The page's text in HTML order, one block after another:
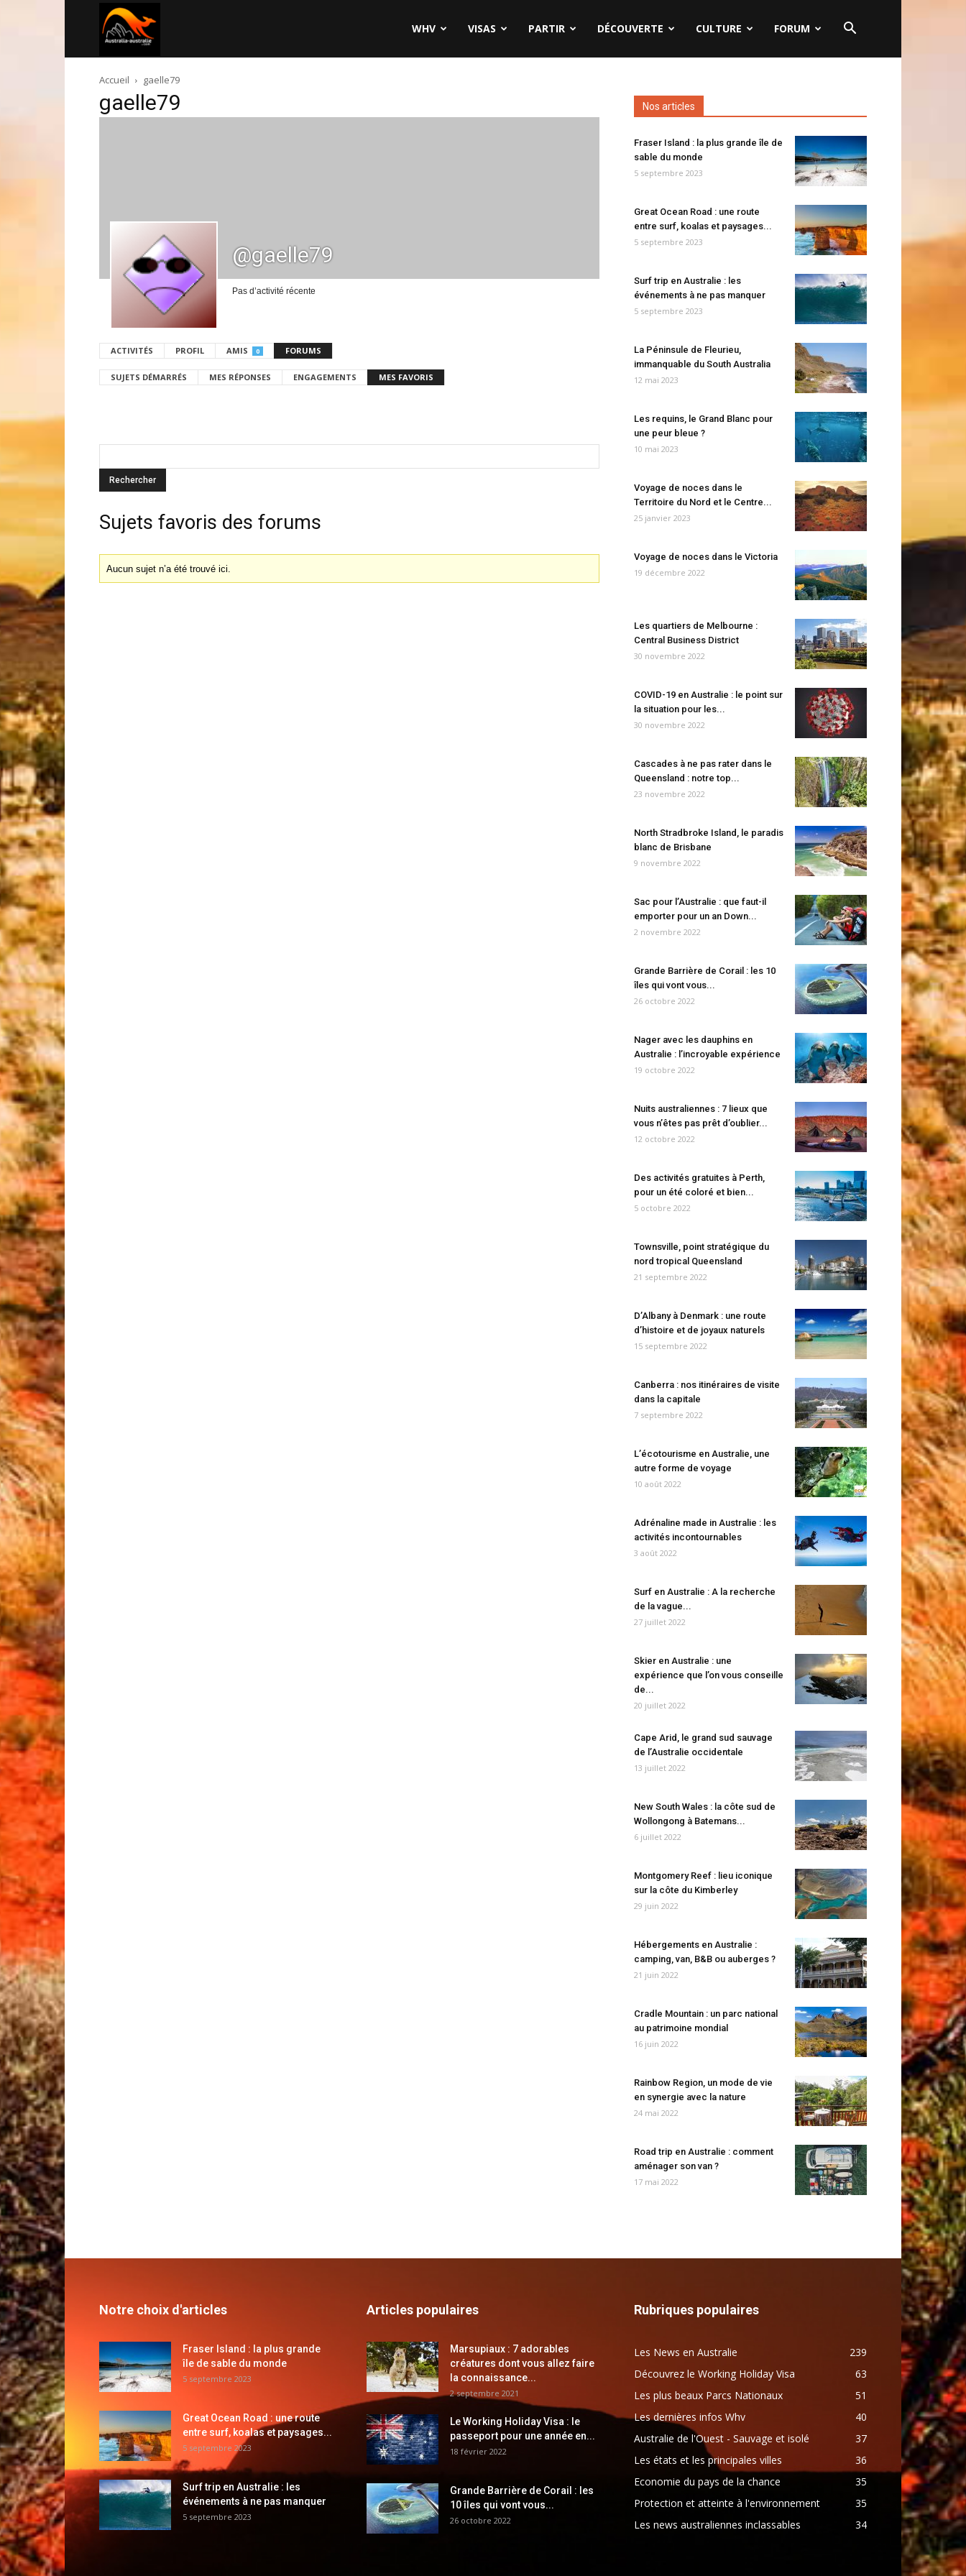
australie.com
WHV VISAS PARTIR DÉCOUVERTE CULTURE FORUM
Accueil gaelle79
gaelle79
@gaelle79
Pas d’activité récente
ACTIVITÉS PROFIL AMIS 0 FORUMS
SUJETS DÉMARRÉS MES RÉPONSES ENGAGEMENTS MES FAVORIS
Sujets favoris des forums
Aucun sujet n’a été trouvé ici.
Nos articles
Fraser Island : la plus grande île de
sable du monde
5 septembre 2023
Great Ocean Road : une route
entre surf, koalas et paysages...
5 septembre 2023
Surf trip en Australie : les
événements à ne pas manquer
5 septembre 2023
La Péninsule de Fleurieu,
immanquable du South Australia
12 mai 2023
Les requins, le Grand Blanc pour
une peur bleue ?
10 mai 2023
Voyage de noces dans le
Territoire du Nord et le Centre...
25 janvier 2023
Voyage de noces dans le Victoria
19 décembre 2022
Les quartiers de Melbourne :
Central Business District
30 novembre 2022
COVID-19 en Australie : le point sur
la situation pour les...
30 novembre 2022
Cascades à ne pas rater dans le
Queensland : notre top...
23 novembre 2022
North Stradbroke Island, le paradis
blanc de Brisbane
9 novembre 2022
Sac pour l’Australie : que faut-il
emporter pour un an Down...
2 novembre 2022
Grande Barrière de Corail : les 10
îles qui vont vous...
26 octobre 2022
Nager avec les dauphins en
Australie : l’incroyable expérience
19 octobre 2022
Nuits australiennes : 7 lieux que
vous n’êtes pas prêt d’oublier...
12 octobre 2022
Des activités gratuites à Perth,
pour un été coloré et bien...
5 octobre 2022
Townsville, point stratégique du
nord tropical Queensland
21 septembre 2022
D’Albany à Denmark : une route
d’histoire et de joyaux naturels
15 septembre 2022
Canberra : nos itinéraires de visite
dans la capitale
7 septembre 2022
L’écotourisme en Australie, une
autre forme de voyage
10 août 2022
Adrénaline made in Australie : les
activités incontournables
3 août 2022
Surf en Australie : A la recherche
de la vague...
27 juillet 2022
Skier en Australie : une
expérience que l’on vous conseille
de...
20 juillet 2022
Cape Arid, le grand sud sauvage
de l’Australie occidentale
13 juillet 2022
New South Wales : la côte sud de
Wollongong à Batemans...
6 juillet 2022
Montgomery Reef : lieu iconique
sur la côte du Kimberley
29 juin 2022
Hébergements en Australie :
camping, van, B&B ou auberges ?
21 juin 2022
Cradle Mountain : un parc national
au patrimoine mondial
16 juin 2022
Rainbow Region, un mode de vie
en synergie avec la nature
24 mai 2022
Road trip en Australie : comment
aménager son van ?
17 mai 2022
Notre choix d'articles
Fraser Island : la plus grande
île de sable du monde
5 septembre 2023
Great Ocean Road : une route
entre surf, koalas et paysages...
5 septembre 2023
Surf trip en Australie : les
événements à ne pas manquer
5 septembre 2023
Articles populaires
Marsupiaux : 7 adorables
créatures dont vous allez faire
la connaissance...
2 septembre 2021
Le Working Holiday Visa : le
passeport pour une année en...
18 février 2022
Grande Barrière de Corail : les
10 îles qui vont vous...
26 octobre 2022
Rubriques populaires
Les News en Australie
239
Découvrez le Working Holiday Visa
63
Les plus beaux Parcs Nationaux
51
Les dernières infos Whv
40
Australie de l'Ouest - Sauvage et isolé
37
Les états et les principales villes
36
Economie du pays de la chance
35
Protection et atteinte à l'environnement
35
Les news australiennes inclassables
34